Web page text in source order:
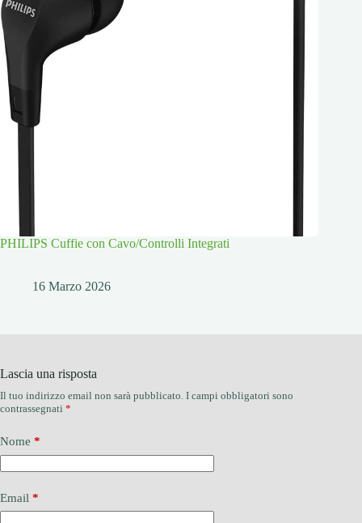
PHILIPS Cuffie con Cavo/Controlli Integrati
16 Marzo 2026
Lascia una risposta
Il tuo indirizzo email non sarà pubblicato. I campi obbligatori sono
contrassegnati *
Nome *
Email *